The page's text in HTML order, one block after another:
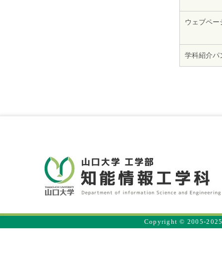
ウェブペー
学科紹介パ
Copyright © 2005-